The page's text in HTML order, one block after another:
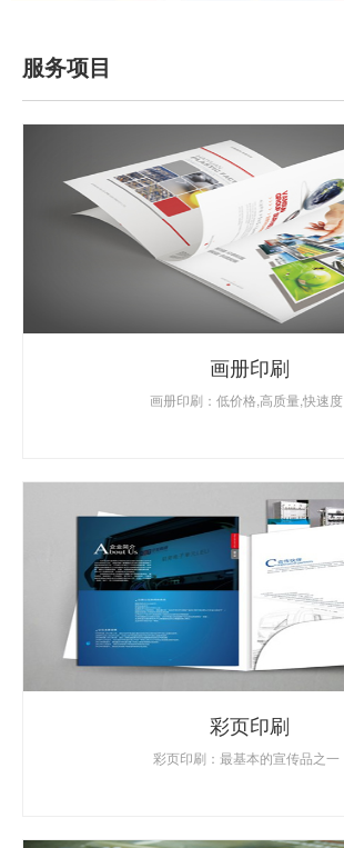
服务项目
画册印刷
画册印刷：低价格,高质量,快速度
彩页印刷
彩页印刷：最基本的宣传品之一